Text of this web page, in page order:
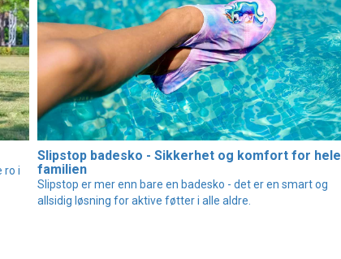
ro i
Slipstop badesko - Sikkerhet og komfort for hele
familien
Slipstop er mer enn bare en badesko - det er en smart og
allsidig løsning for aktive føtter i alle aldre.